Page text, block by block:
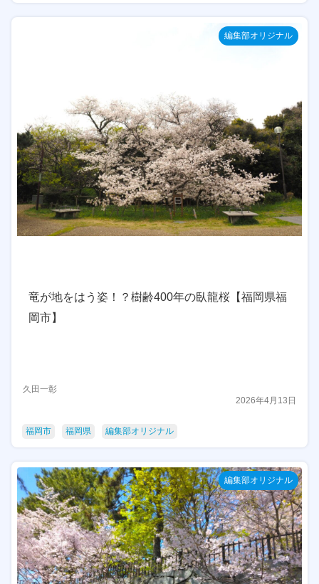
編集部オリジナル
竜が地をはう姿！？樹齢400年の臥龍桜【福岡県福
岡市】
久田一彰
2026年4月13日
福岡市 福岡県 編集部オリジナル
編集部オリジナル